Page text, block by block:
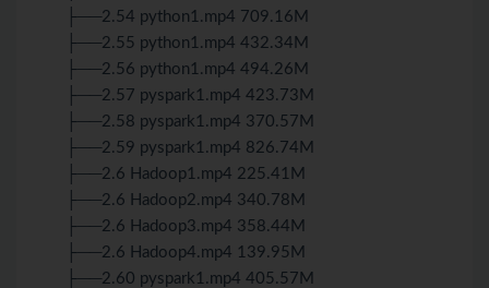
├──2.54 python1.mp4 709.16M
├──2.55 python1.mp4 432.34M
├──2.56 python1.mp4 494.26M
├──2.57 pyspark1.mp4 423.73M
├──2.58 pyspark1.mp4 370.57M
├──2.59 pyspark1.mp4 826.74M
├──2.6 Hadoop1.mp4 225.41M
├──2.6 Hadoop2.mp4 340.78M
├──2.6 Hadoop3.mp4 358.44M
├──2.6 Hadoop4.mp4 139.95M
├──2.60 pyspark1.mp4 405.57M